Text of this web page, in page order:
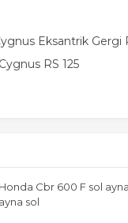
Eksantrik Gergi
RS 125
Honda Cbr 600 F sol
ayna sol